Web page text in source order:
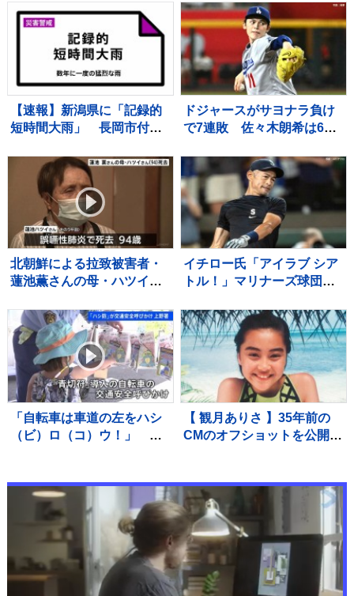
方 〝今後も俳優としてミ
ッチーとして精進〟【 コメ
ント全文 】
【速報】新潟県に「記録的
短時間大雨」 長岡市付近
な雨 災害警戒 8日15:28時
ドジャースがサヨナラ負け
で7連敗 佐々木朗希は6回
大谷翔平は無安打2四球 9
回ディアスが2ラン被弾
北朝鮮による拉致被害者・
蓮池薫さんの母・ハツイさ
拉致問題に 最後まで苛立ち
も…
イチロー氏「アイラブ シア
トル！」マリナーズ球団OB
本拠地は大熱狂
「自転車は車道の左をハシ
（ビ）ロ（コ）ウ！」 警
園で交通安全キャンペーン
【 観月ありさ 】35年前の
CMのオフショットを公開
出続々 歌手デビュー35周
年を記念